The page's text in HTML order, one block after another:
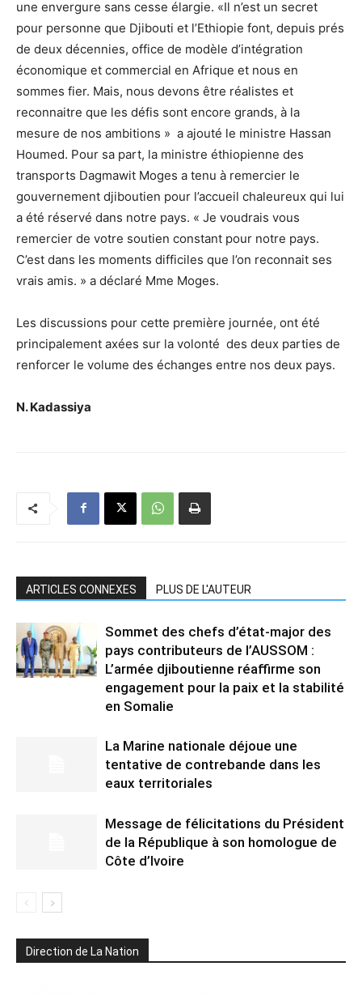
une envergure sans cesse élargie. «Il n’est un secret
pour personne que Djibouti et l’Ethiopie font, depuis prés
de deux décennies, office de modèle d’intégration
économique et commercial en Afrique et nous en
sommes fier. Mais, nous devons être réalistes et
reconnaitre que les défis sont encore grands, à la
mesure de nos ambitions » a ajouté le ministre Hassan
Houmed. Pour sa part, la ministre éthiopienne des
transports Dagmawit Moges a tenu à remercier le
gouvernement djiboutien pour l’accueil chaleureux qui lui
a été réservé dans notre pays. « Je voudrais vous
remercier de votre soutien constant pour notre pays.
C’est dans les moments difficiles que l’on reconnait ses
vrais amis. » a déclaré Mme Moges.
Les discussions pour cette première journée, ont été
principalement axées sur la volonté des deux parties de
renforcer le volume des échanges entre nos deux pays.
N. Kadassiya
ARTICLES CONNEXES PLUS DE L'AUTEUR
Sommet des chefs d’état-major des
pays contributeurs de l’AUSSOM :
L’armée djiboutienne réaffirme son
engagement pour la paix et la stabilité
en Somalie
La Marine nationale déjoue une
tentative de contrebande dans les
eaux territoriales
Message de félicitations du Président
de la République à son homologue de
Côte d’Ivoire
Direction de La Nation